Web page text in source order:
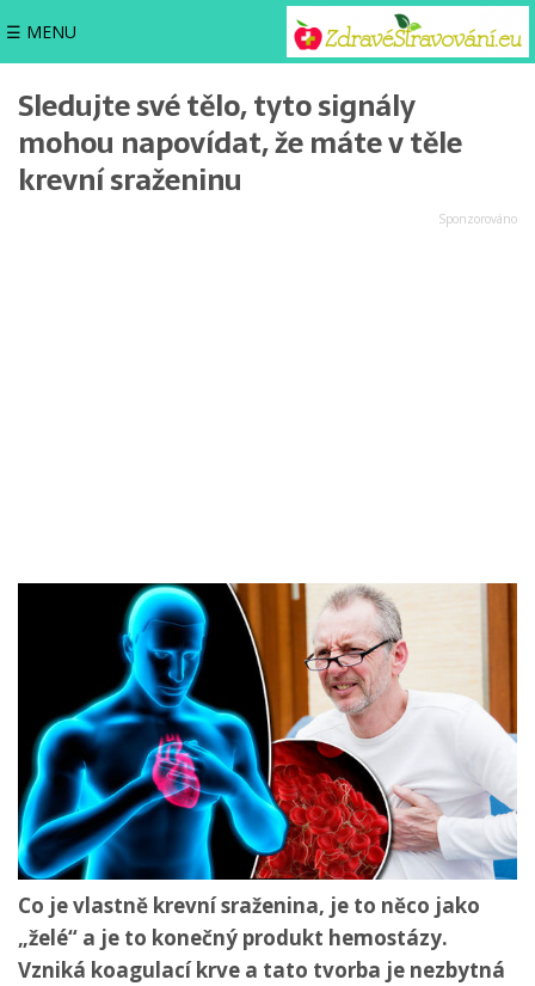
☰ MENU
Sledujte své tělo, tyto signály
mohou napovídat, že máte v těle
krevní sraženinu
Co je vlastně krevní sraženina, je to něco jako
„želé“ a je to konečný produkt hemostázy.
Vzniká koagulací krve a tato tvorba je nezbytná